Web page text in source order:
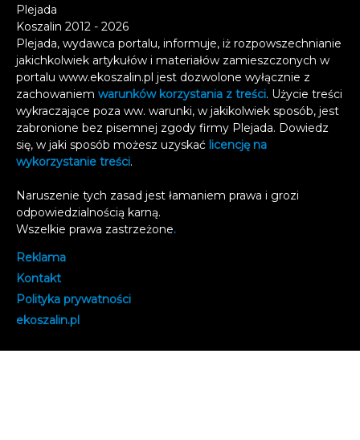
Plejada
Koszalin 2012 - 2026
Plejada, wydawca portalu, informuje, iż rozpowszechnianie
jakichkolwiek artykułów i materiałów zamieszczonych w
portalu www.ekoszalin.pl jest dozwolone wyłącznie z
zachowaniem warunków korzystania z treści. Użycie treści
wykraczające poza ww. warunki, w jakikolwiek sposób, jest
zabronione bez pisemnej zgody firmy Plejada. Dowiedz
się, w jaki sposób możesz uzyskać licencję na
wykorzystanie treści.
Naruszenie tych zasad jest łamaniem prawa i grozi
odpowiedzialnością karną.
Wszelkie prawa zastrzeżone.
Reklama
Kontakt
Polityka prywatności
ekoszalin.pl